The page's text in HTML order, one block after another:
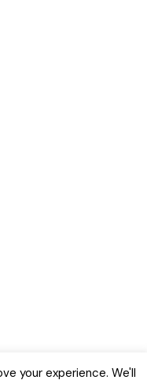
your experience. We'll